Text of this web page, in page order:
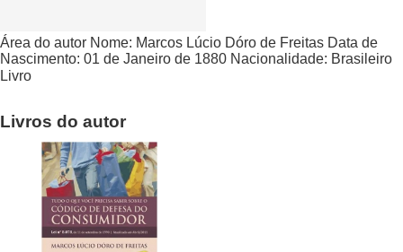
Área do autor Nome: Marcos Lúcio Dóro de Freitas Data de
Nascimento: 01 de Janeiro de 1880 Nacionalidade: Brasileiro
Livro
Livros do autor